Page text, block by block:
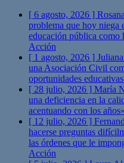
[ 6 agosto, 2026 ]
problema que hoy niega
educación pública como
Acción
[ 1 agosto, 2026 ]
una Asociación Civil
oportunidades
[ 28 julio, 2026 ] María
una deficiencia en la
acentuando con los
[ 12 julio, 2026 ]
hacerse preguntas
las órdenes que le
Acción